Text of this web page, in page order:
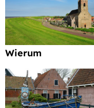
Wierum